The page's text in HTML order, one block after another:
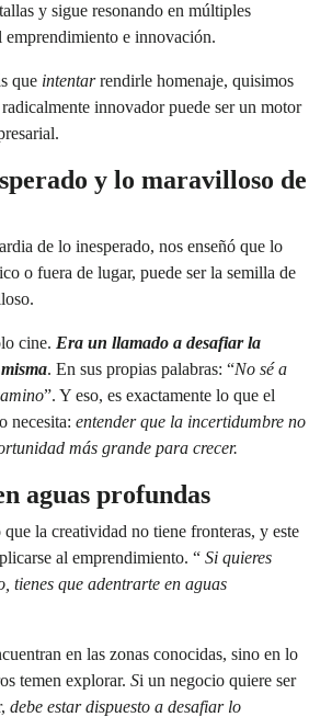
y sigue resonando en múltiples
emprendimiento e innovación.
que intentarrendirle homenaje, quisimos
innovador puede ser un motor
y lo maravilloso de
de lo inesperado, nos enseñó que lo
o fuera de lugar, puede ser la semilla de
cine. Era un llamado a desafiar la
misma. En sus propias palabras: “No sé a
”. Y eso, es exactamente lo que el
necesita: entender que la incertidumbre no
más grande para crecer.
aguas profundas
la creatividad no tiene fronteras, y este
al emprendimiento. “ Si quieres
tienes que adentrarte en aguas
en las zonas conocidas, sino en lo
temen explorar. Si un negocio quiere ser
debe estar dispuesto a desafiar lo